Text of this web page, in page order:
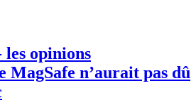
les opinions
MagSafe n’aurait pas dû